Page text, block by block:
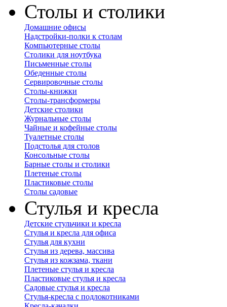
Столы и столики
Домашние офисы
Надстройки-полки к столам
Компьютерные столы
Столики для ноутбука
Письменные столы
Обеденные столы
Сервировочные столы
Столы-книжки
Столы-трансформеры
Детские столики
Журнальные столы
Чайные и кофейные столы
Туалетные столы
Подстолья для столов
Консольные столы
Барные столы и столики
Плетеные столы
Пластиковые столы
Столы садовые
Стулья и кресла
Детские стульчики и кресла
Стулья и кресла для офиса
Стулья для кухни
Стулья из дерева, массива
Стулья из кожзама, ткани
Плетеные стулья и кресла
Пластиковые стулья и кресла
Садовые стулья и кресла
Стулья-кресла с подлокотниками